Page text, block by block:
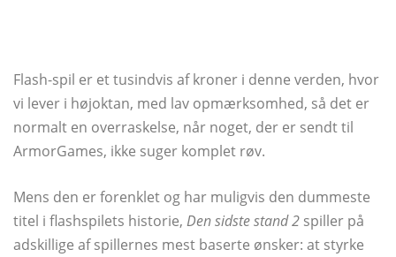
Flash-spil er et tusindvis af kroner i denne verden, hvor
vi lever i højoktan, med lav opmærksomhed, så det er
normalt en overraskelse, når noget, der er sendt til
ArmorGames, ikke suger komplet røv.
Mens den er forenklet og har muligvis den dummeste
titel i flashspilets historie, Den sidste stand 2 spiller på
adskillige af spillernes mest baserte ønsker: at styrke